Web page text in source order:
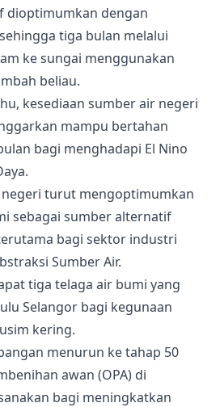
dioptimumkan dengan
tiga bulan melalui
ke sungai menggunakan
beliau.
kesediaan sumber air negeri
mampu bertahan
bagi menghadapi El Nino
negeri turut mengoptimumkan
sebagai sumber alternatif
bagi sektor industri
Sumber Air.
tiga telaga air bumi yang
Selangor bagi kegunaan
kering.
menurun ke tahap 50
awan (OPA) di
bagi meningkatkan